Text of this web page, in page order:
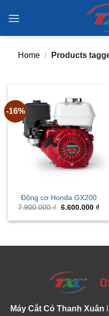
Home / Products
-16%
Động cơ Honda GX200
7.900.000₫ Original
was:
6.600.000 ₫
is:
Máy Cắt Cỏ Thanh Xuân